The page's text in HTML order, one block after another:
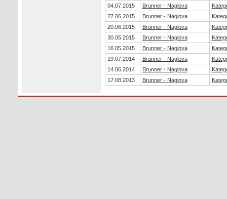
04.07.2015
Brunner - Naglova
27.06.2015
Brunner - Naglova
20.06.2015
Brunner - Naglova
30.05.2015
Brunner - Naglova
16.05.2015
Brunner - Naglova
19.07.2014
Brunner - Naglova
14.06.2014
Brunner - Naglova
17.08.2013
Brunner - Naglova